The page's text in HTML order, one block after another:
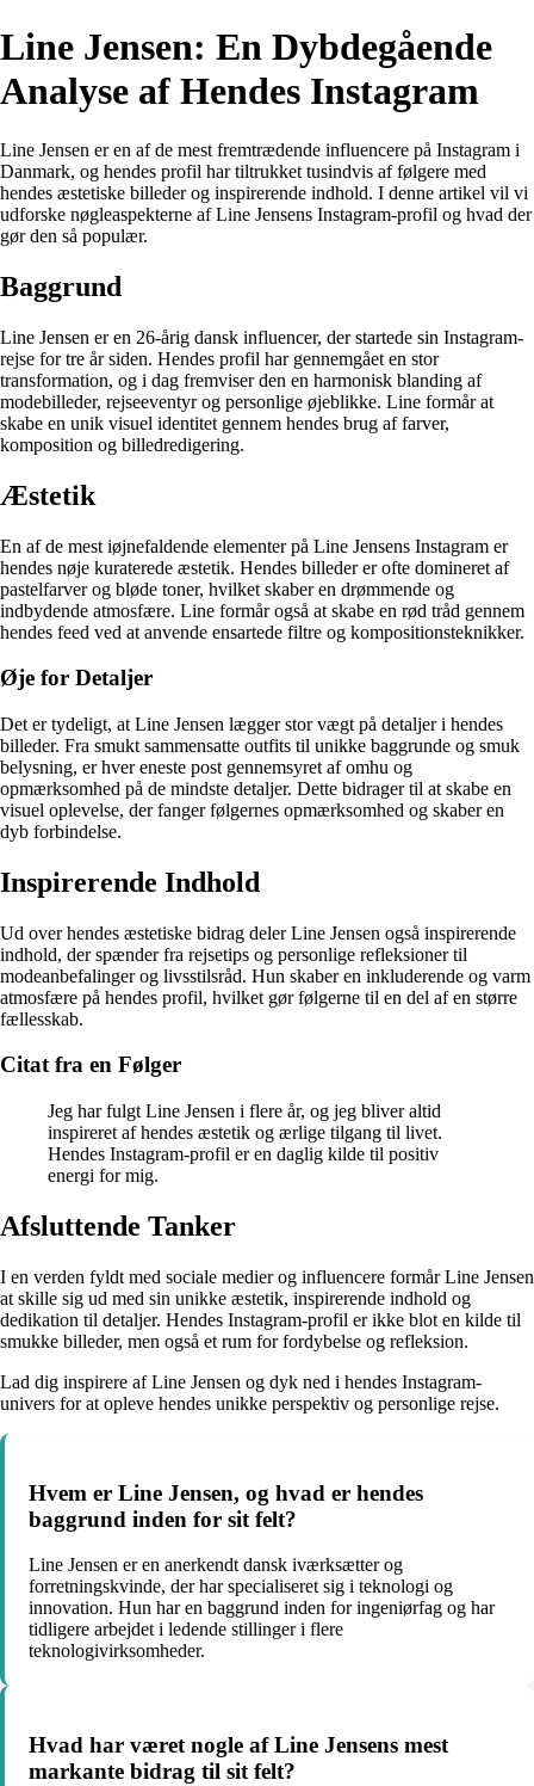
Line Jensen: En Dybdegående
Analyse af Hendes Instagram
Line Jensen er en af de mest fremtrædende influencere på Instagram i
Danmark, og hendes profil har tiltrukket tusindvis af følgere med
hendes æstetiske billeder og inspirerende indhold. I denne artikel vil vi
udforske nøgleaspekterne af Line Jensens Instagram-profil og hvad der
gør den så populær.
Baggrund
Line Jensen er en 26-årig dansk influencer, der startede sin Instagram-
rejse for tre år siden. Hendes profil har gennemgået en stor
transformation, og i dag fremviser den en harmonisk blanding af
modebilleder, rejseeventyr og personlige øjeblikke. Line formår at
skabe en unik visuel identitet gennem hendes brug af farver,
komposition og billedredigering.
Æstetik
En af de mest iøjnefaldende elementer på Line Jensens Instagram er
hendes nøje kuraterede æstetik. Hendes billeder er ofte domineret af
pastelfarver og bløde toner, hvilket skaber en drømmende og
indbydende atmosfære. Line formår også at skabe en rød tråd gennem
hendes feed ved at anvende ensartede filtre og kompositionsteknikker.
Øje for Detaljer
Det er tydeligt, at Line Jensen lægger stor vægt på detaljer i hendes
billeder. Fra smukt sammensatte outfits til unikke baggrunde og smuk
belysning, er hver eneste post gennemsyret af omhu og
opmærksomhed på de mindste detaljer. Dette bidrager til at skabe en
visuel oplevelse, der fanger følgernes opmærksomhed og skaber en
dyb forbindelse.
Inspirerende Indhold
Ud over hendes æstetiske bidrag deler Line Jensen også inspirerende
indhold, der spænder fra rejsetips og personlige refleksioner til
modeanbefalinger og livsstilsråd. Hun skaber en inkluderende og varm
atmosfære på hendes profil, hvilket gør følgerne til en del af en større
fællesskab.
Citat fra en Følger
Jeg har fulgt Line Jensen i flere år, og jeg bliver altid
inspireret af hendes æstetik og ærlige tilgang til livet.
Hendes Instagram-profil er en daglig kilde til positiv
energi for mig.
Afsluttende Tanker
I en verden fyldt med sociale medier og influencere formår Line Jensen
at skille sig ud med sin unikke æstetik, inspirerende indhold og
dedikation til detaljer. Hendes Instagram-profil er ikke blot en kilde til
smukke billeder, men også et rum for fordybelse og refleksion.
Lad dig inspirere af Line Jensen og dyk ned i hendes Instagram-
univers for at opleve hendes unikke perspektiv og personlige rejse.
Hvem er Line Jensen, og hvad er hendes
baggrund inden for sit felt?
Line Jensen er en anerkendt dansk iværksætter og
forretningskvinde, der har specialiseret sig i teknologi og
innovation. Hun har en baggrund inden for ingeniørfag og har
tidligere arbejdet i ledende stillinger i flere
teknologivirksomheder.
Hvad har været nogle af Line Jensens mest
markante bidrag til sit felt?